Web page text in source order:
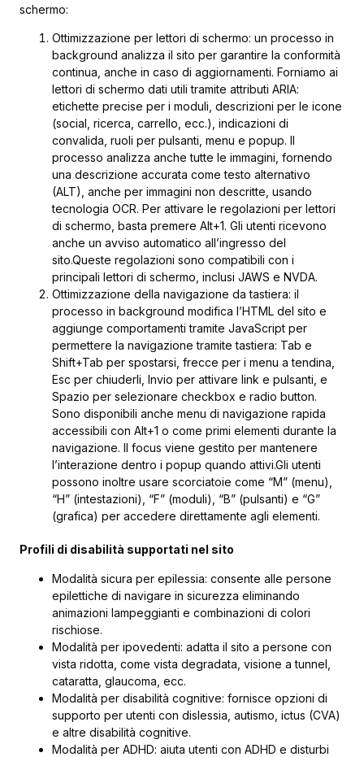
schermo:
Ottimizzazione per lettori di schermo: un processo in
background analizza il sito per garantire la conformità
continua, anche in caso di aggiornamenti. Forniamo ai
lettori di schermo dati utili tramite attributi ARIA:
etichette precise per i moduli, descrizioni per le icone
(social, ricerca, carrello, ecc.), indicazioni di
convalida, ruoli per pulsanti, menu e popup. Il
processo analizza anche tutte le immagini, fornendo
una descrizione accurata come testo alternativo
(ALT), anche per immagini non descritte, usando
tecnologia OCR. Per attivare le regolazioni per lettori
di schermo, basta premere Alt+1. Gli utenti ricevono
anche un avviso automatico all’ingresso del
sito.Queste regolazioni sono compatibili con i
principali lettori di schermo, inclusi JAWS e NVDA.
Ottimizzazione della navigazione da tastiera: il
processo in background modifica l’HTML del sito e
aggiunge comportamenti tramite JavaScript per
permettere la navigazione tramite tastiera: Tab e
Shift+Tab per spostarsi, frecce per i menu a tendina,
Esc per chiuderli, Invio per attivare link e pulsanti, e
Spazio per selezionare checkbox e radio button.
Sono disponibili anche menu di navigazione rapida
accessibili con Alt+1 o come primi elementi durante la
navigazione. Il focus viene gestito per mantenere
l’interazione dentro i popup quando attivi.Gli utenti
possono inoltre usare scorciatoie come “M” (menu),
“H” (intestazioni), “F” (moduli), “B” (pulsanti) e “G”
(grafica) per accedere direttamente agli elementi.
Profili di disabilità supportati nel sito
Modalità sicura per epilessia: consente alle persone
epilettiche di navigare in sicurezza eliminando
animazioni lampeggianti e combinazioni di colori
rischiose.
Modalità per ipovedenti: adatta il sito a persone con
vista ridotta, come vista degradata, visione a tunnel,
cataratta, glaucoma, ecc.
Modalità per disabilità cognitive: fornisce opzioni di
supporto per utenti con dislessia, autismo, ictus (CVA)
e altre disabilità cognitive.
Modalità per ADHD: aiuta utenti con ADHD e disturbi